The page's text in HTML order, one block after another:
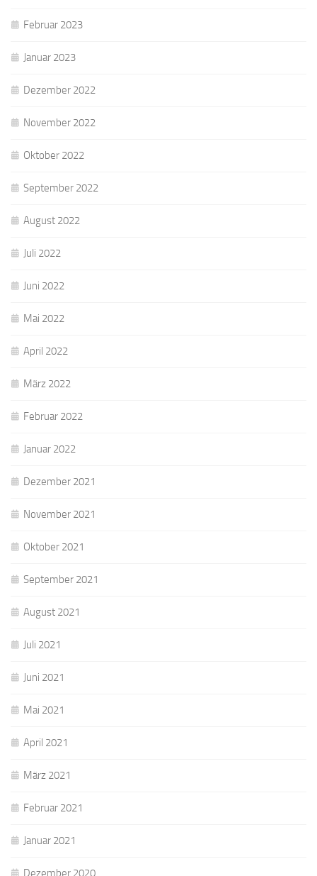
Februar 2023
Januar 2023
Dezember 2022
November 2022
Oktober 2022
September 2022
August 2022
Juli 2022
Juni 2022
Mai 2022
April 2022
März 2022
Februar 2022
Januar 2022
Dezember 2021
November 2021
Oktober 2021
September 2021
August 2021
Juli 2021
Juni 2021
Mai 2021
April 2021
März 2021
Februar 2021
Januar 2021